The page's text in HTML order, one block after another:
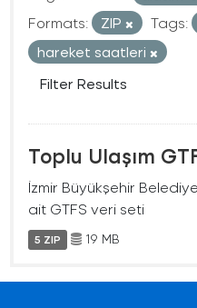
Formats:
ZIP Tags:
hareket saatleri
Filter Results
Toplu Ulaşım
İzmir Büyükşehir
ait GTFS veri seti
5 ZIP 19 MB